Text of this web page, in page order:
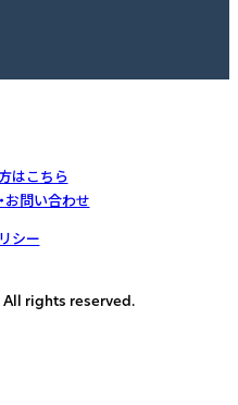
はこちら
お問い合わせ
シー
rights reserved.